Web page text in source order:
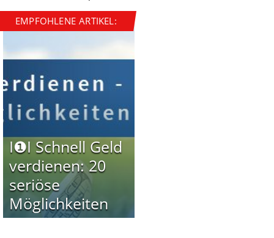
EMPFOHLENE ARTIKEL:
I❶I Schnell Geld
verdienen: 20
seriöse
Möglichkeiten